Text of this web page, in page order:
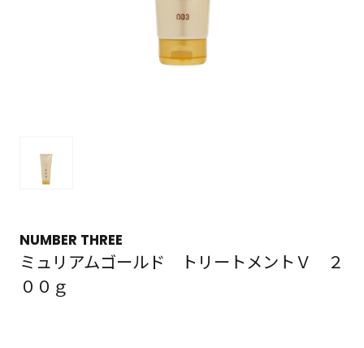
NUMBER THREE
ミュリアムゴールド トリートメントＶ ２
００ｇ